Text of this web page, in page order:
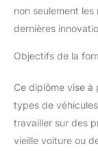
non seulement
dernières
Objectifs de la
Ce diplôme vise
types de
travailler sur des
vieille voiture ou